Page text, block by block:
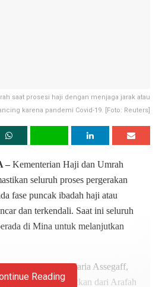
saat prosesi haji dengan menjaga jarak atau
karena pandemi Covid-19. [Foto: Reuters]
– Kementerian Haji dan Umrah
seluruh proses pergerakan
fase puncak ibadah haji atau
dan terkendali. Saat ini seluruh
di Mina untuk melanjutkan
Haji dan Umrah, Maria Assegaff,
telah diberangkatkan dari Arafah
Reading